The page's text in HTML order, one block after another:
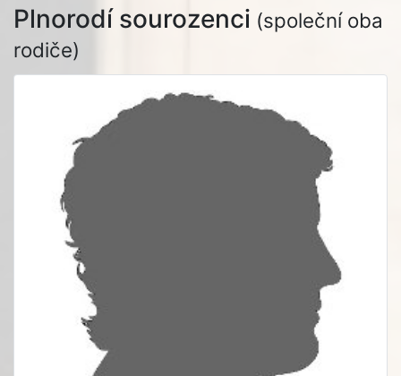
Plnorodí sourozenci (společní oba
rodiče)